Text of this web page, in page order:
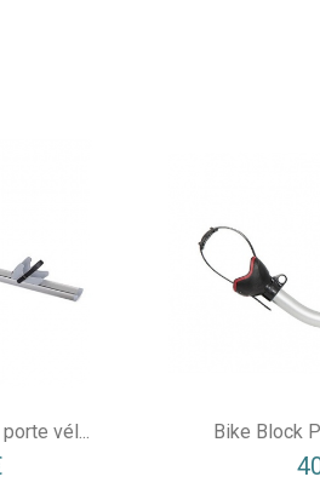
vél... Bike Block